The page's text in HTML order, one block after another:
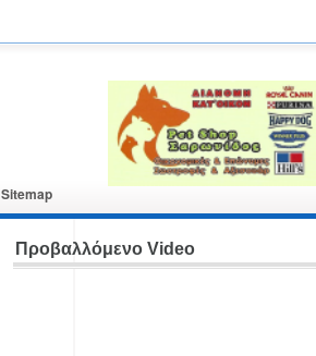
Sitemap
Προβαλλόμενο Video